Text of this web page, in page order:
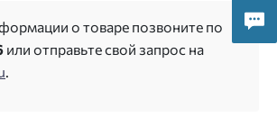
о товаре позвоните по
или отправьте свой запрос на
.